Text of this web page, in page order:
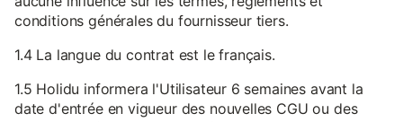
conditions générales du fournisseur tiers.
1.4 La langue du contrat est le français.
1.5 Holidu informera l'Utilisateur 6 semaines avant la
date d'entrée en vigueur des nouvelles CGU ou des